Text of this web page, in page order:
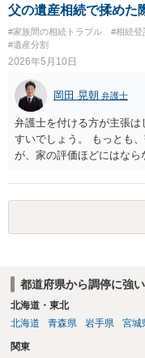
建物ということであれば
て権利を無償で取得して
ることなどは一つ考えられ
有と、通常の共有が混在し
直接お尋ねされるとよいと
にある場合は ご利用が難し
父の遺産相続で揉めた
#家族間の相続トラブル #相続登
#遺産分割
2026年5月10日
岡田 晃朝 弁護士
弁護士を付ける方が主張
すいでしょう。 もっとも
が、家の評価ほどにはな
すから、そこまで大きな
相談からでは無いでしょう
都道府県から調停に強
北海道・東北
北海道
青森県 岩手県 宮城
関東